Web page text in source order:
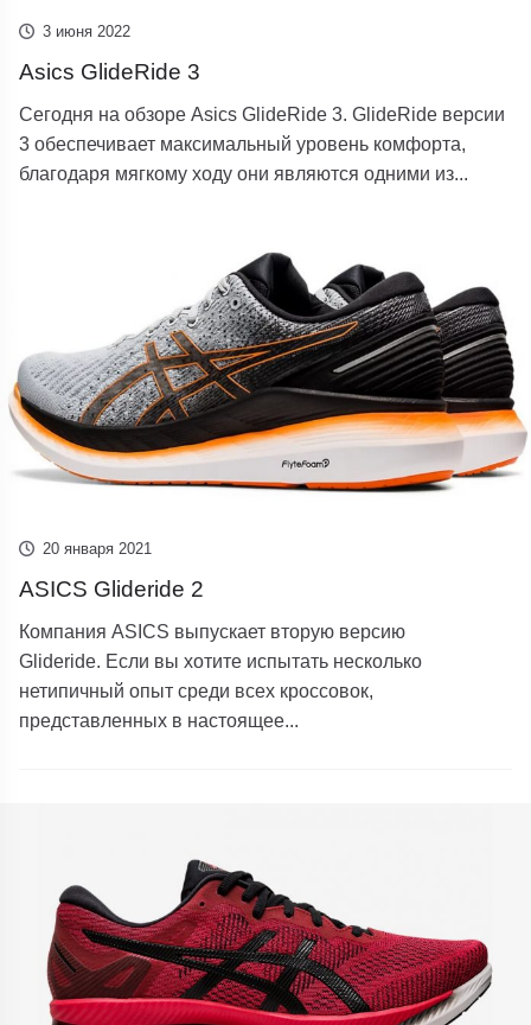
3 июня 2022
Asics GlideRide 3
Сегодня на обзоре Asics GlideRide 3. GlideRide версии
3 обеспечивает максимальный уровень комфорта,
благодаря мягкому ходу они являются одними из...
20 января 2021
ASICS Glideride 2
Компания ASICS выпускает вторую версию
Glideride. Если вы хотите испытать несколько
нетипичный опыт среди всех кроссовок,
представленных в настоящее...